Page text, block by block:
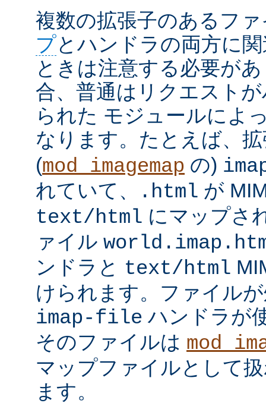
複数の拡張子のあるフ
プとハンドラの両方に
ときは注意する必要が
合、普通はリクエスト
られた モジュールによ
なります。たとえば、
(mod_imagemap の)
れていて、
.html が
text/html にマップさ
ァイル
ンドラと text/html
けられます。ファイル
imap-file ハンドラが
そのファイルは
マップファイルとして
ます。